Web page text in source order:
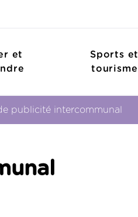
et
Sports et
tourisme
publicité intercommunal